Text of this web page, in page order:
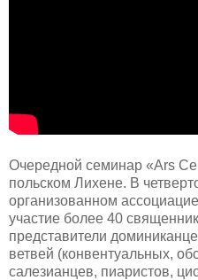
Очередной семинар «Ars
польском Лихене. В
организованном
участие более 40
представители
ветвей (конвентуальных,
салезианцев, пиаристов,